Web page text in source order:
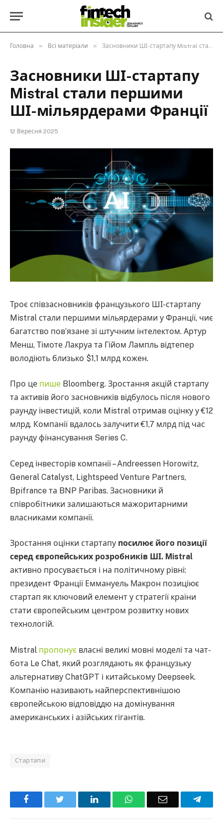
Головна » Всі матеріали » Засновники ШІ-стартапу Mistral стали першими ШІ-мільярдерами Франції
Засновники ШІ-стартапу
Mistral стали першими
ШІ-мільярдерами Франції
12 Вересня 2025
Троє співзасновників французького ШІ-стартапу
Mistral стали першими мільярдерами у Франції, чиє
багатство пов’язане зі штучним інтелектом. Артур
Менш, Тімоте Лакруа та Гійом Лампль відтепер
володіють близько $1,1 млрд кожен.
Про це пише Bloomberg. Зростання акцій стартапу
та активів його засновників відбулось після нового
раунду інвестицій, коли Mistral отримав оцінку у €12
млрд. Компанії вдалось залучити €1,7 млрд під час
раунду фінансування Series C.
Серед інвесторів компанії – Andreessen Horowitz,
General Catalyst, Lightspeed Venture Partners,
Bpifrance та BNP Paribas. Засновники й
співробітники залишаються мажоритарними
власниками компанії.
Зростання оцінки стартапу посилює його позиції
серед європейських розробників ШІ. Mistral
активно просувається і на політичному рівні:
президент Франції Еммануель Макрон позиціює
стартап як ключовий елемент у стратегії країни
стати європейським центром розвитку нових
технологій.
Mistral пропонує власні великі мовні моделі та чат-
бота Le Chat, який розглядають як французьку
альтернативу ChatGPT і китайському Deepseek.
Компанію називають найперспективнішою
європейською відповіддю на домінування
американських і азійських гігантів.
Стартапи
Facebook LinkedInWhatsAppEmail